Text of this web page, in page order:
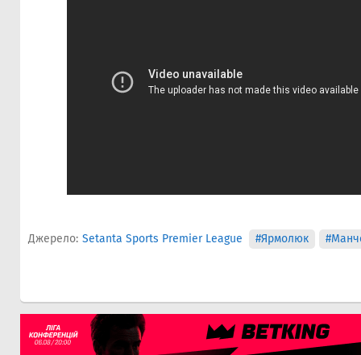
Джерело: Setanta Sports Premier League #Ярмолюк